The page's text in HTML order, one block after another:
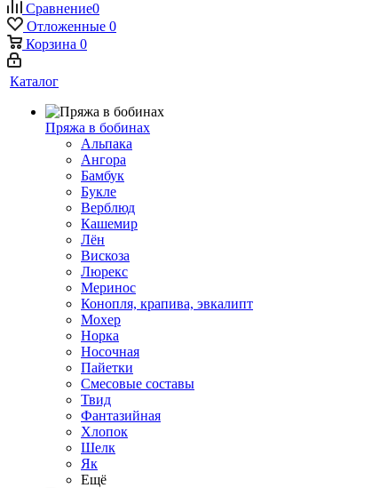
Сравнение0
Отложенные 0
Корзина 0
Каталог
Пряжа в бобинах
Альпака
Ангора
Бамбук
Букле
Верблюд
Кашемир
Лён
Вискоза
Люрекс
Меринос
Конопля, крапива, эвкалипт
Мохер
Норка
Носочная
Пайетки
Смесовые составы
Твид
Фантазийная
Хлопок
Шелк
Як
Ещё